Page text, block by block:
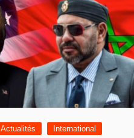
Actualités International